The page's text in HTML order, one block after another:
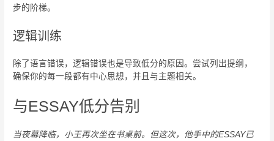
步的阶梯。
逻辑训练
除了语言错误，逻辑错误也是导致低分的原因。尝试列出提纲，
确保你的每一段都有中心思想，并且与主题相关。
与ESSAY低分告别
当夜幕降临，小王再次坐在书桌前。但这次，他手中的ESSAY已